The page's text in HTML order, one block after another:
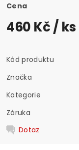
Cena
460 Kč/ ks
Kód produktu
Značka
Kategorie
Záruka
Dotaz